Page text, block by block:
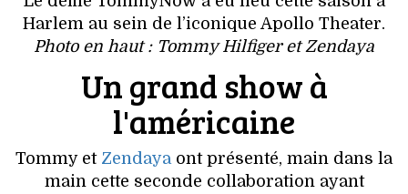
VOYAGES & LOISIRS
Harlem au sein de l’iconique Apollo Theater.
Photo en haut : Tommy Hilfiger et Zendaya
Un grand show à
l'américaine
Tommy et Zendayaont présenté, main dans la
main cette seconde collaboration ayant